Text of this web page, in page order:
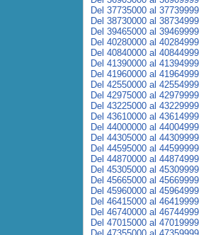
Del 37735000 al 37739999
Del 38730000 al 38734999
Del 39465000 al 39469999
Del 40280000 al 40284999
Del 40840000 al 40844999
Del 41390000 al 41394999
Del 41960000 al 41964999
Del 42550000 al 42554999
Del 42975000 al 42979999
Del 43225000 al 43229999
Del 43610000 al 43614999
Del 44000000 al 44004999
Del 44305000 al 44309999
Del 44595000 al 44599999
Del 44870000 al 44874999
Del 45305000 al 45309999
Del 45665000 al 45669999
Del 45960000 al 45964999
Del 46415000 al 46419999
Del 46740000 al 46744999
Del 47015000 al 47019999